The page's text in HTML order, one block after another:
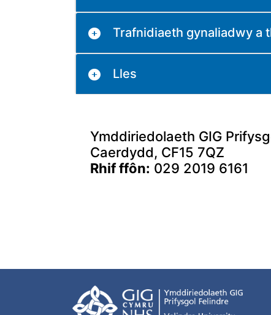
Trafnidiaeth gynaliadwy a
Lles
Ymddiriedolaeth GIG
Caerdydd, CF15 7QZ
Rhif ffôn: 029 2019 6161